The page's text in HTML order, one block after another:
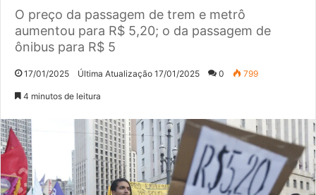
O preço da passagem de trem e metrô
aumentou para R$ 5,20; o da passagem de
ônibus para R$ 5
17/01/2025 Última Atualização 17/01/2025 0 799
4 minutos de leitura